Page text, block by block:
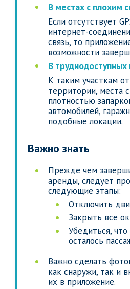
В местах с плохим
Если отсутствует
интернет-
связь, то
возможности
В труднодоступных
К таким участкам
территории, места
плотностью
автомобилей,
подобные локации.
Важно знать
Прежде чем
аренды, следует
следующие этапы:
Отключить
Закрыть все
Убедиться,
осталось
Важно сделать
как снаружи, так и
их в приложение.